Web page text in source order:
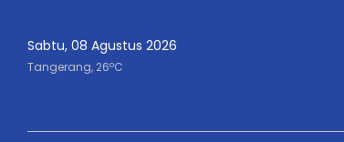
Sabtu, 08 Agustus 2026
Tangerang, 26oC